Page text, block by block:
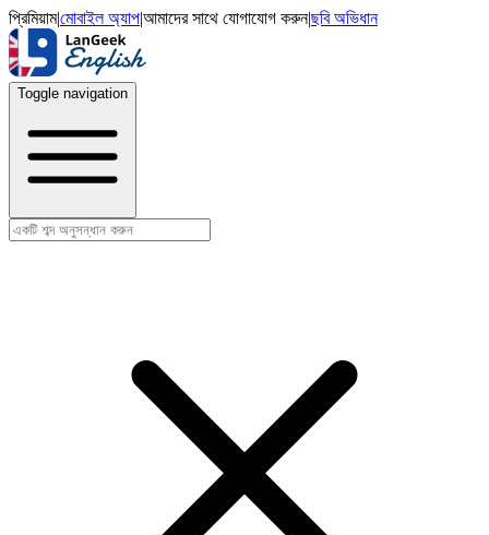
প্রিমিয়াম|মোবাইল অ্যাপ|আমাদের সাথে যোগাযোগ করুন|ছবি অভিধান
Toggle navigation